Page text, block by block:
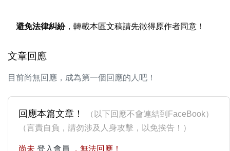
避免法律糾紛，轉載本區文稿請先徵得原作者同意！
文章回應
目前尚無回應，成為第一個回應的人吧！
回應本篇文章！
（以下回應不會連結到FaceBook）
（言責自負，請勿涉及人身攻擊，以免挨告！）
尚未 登入會員 ，無法回應！